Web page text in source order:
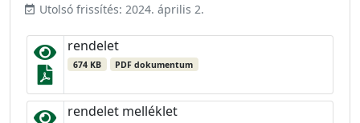
event_available Utolsó frissítés: 2024. április 2.
rendelet
674 KB PDF dokumentum
rendelet melléklet